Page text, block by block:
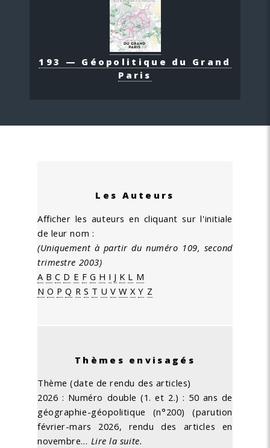
193 — Géopolitique du Grand
Paris
Les Auteurs
Afficher les auteurs en cliquant sur l'initiale
de leur nom :
(Uniquement à partir du numéro 109, second
trimestre 2003)
A B C D E F G H I J K L M
N O P Q R S T U V W X Y Z
Thèmes envisagés
Thème (date de rendu des articles)
2026 : Numéro double (1. et 2.) : 50 ans de
géographie-géopolitique (n°200) (parution
février-mars 2026, rendu des articles en
novembre… Lire la suite.